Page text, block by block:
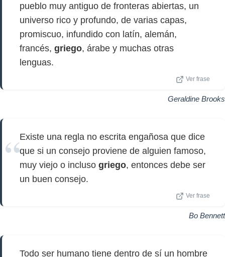
pueblo muy antiguo de fronteras abiertas, un
universo rico y profundo, de varias capas,
promiscuo, infundido con latín, alemán,
francés, griego, árabe y muchas otras
lenguas.
Ver frase
Geraldine Brooks
Existe una regla no escrita engañosa que dice
que si un consejo proviene de alguien famoso,
muy viejo o incluso griego, entonces debe ser
un buen consejo.
Ver frase
Bo Bennett
Todo ser humano tiene dentro de sí un hombre